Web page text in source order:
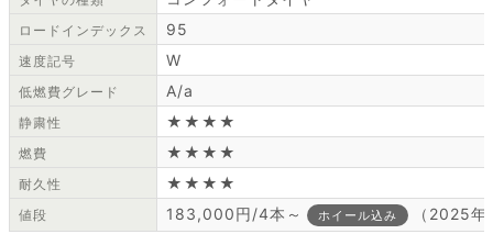
ロードインデックス 95
速度記号 W
低燃費グレード A/a
静粛性 ★★★★
燃費 ★★★★
耐久性 ★★★★
値段 183,000円/4本～ ホイール込み （2025